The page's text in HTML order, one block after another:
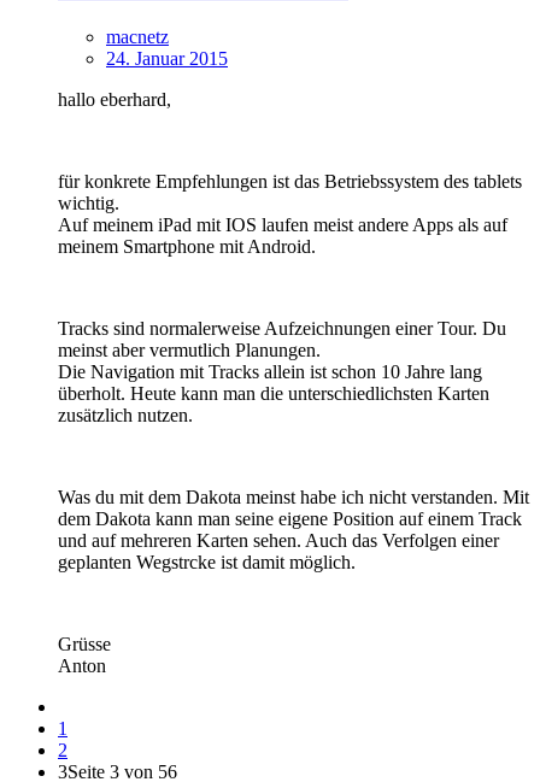
macnetz
24. Januar 2015
hallo eberhard,
für konkrete Empfehlungen ist das Betriebssystem des tablets
wichtig.
Auf meinem iPad mit IOS laufen meist andere Apps als auf
meinem Smartphone mit Android.
Tracks sind normalerweise Aufzeichnungen einer Tour. Du
meinst aber vermutlich Planungen.
Die Navigation mit Tracks allein ist schon 10 Jahre lang
überholt. Heute kann man die unterschiedlichsten Karten
zusätzlich nutzen.
Was du mit dem Dakota meinst habe ich nicht verstanden. Mit
dem Dakota kann man seine eigene Position auf einem Track
und auf mehreren Karten sehen. Auch das Verfolgen einer
geplanten Wegstrcke ist damit möglich.
Grüsse
Anton
1
2
3Seite 3 von 56